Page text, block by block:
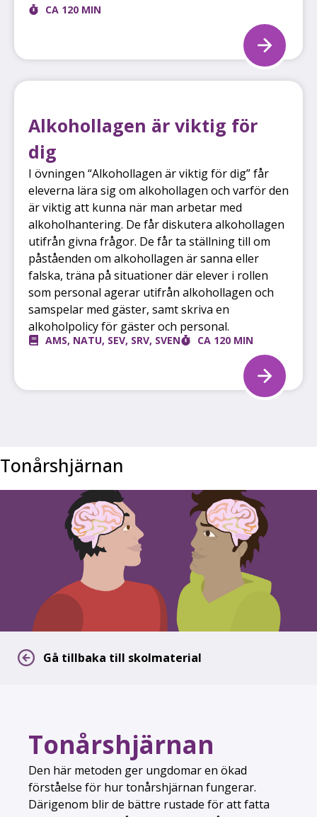
CA 120 MIN
Alkohollagen är viktig för
dig
I övningen “Alkohollagen är viktig för dig” får
eleverna lära sig om alkohollagen och varför den
är viktig att kunna när man arbetar med
alkoholhantering. De får diskutera alkohollagen
utifrån givna frågor. De får ta ställning till om
påståenden om alkohollagen är sanna eller
falska, träna på situationer där elever i rollen
som personal agerar utifrån alkohollagen och
samspelar med gäster, samt skriva en
alkoholpolicy för gäster och personal.
AMS, NATU, SEV, SRV, SVEN CA 120 MIN
Tonårshjärnan
Gå tillbaka till skolmaterial
Tonårshjärnan
Den här metoden ger ungdomar en ökad
förståelse för hur tonårshjärnan fungerar.
Därigenom blir de bättre rustade för att fatta